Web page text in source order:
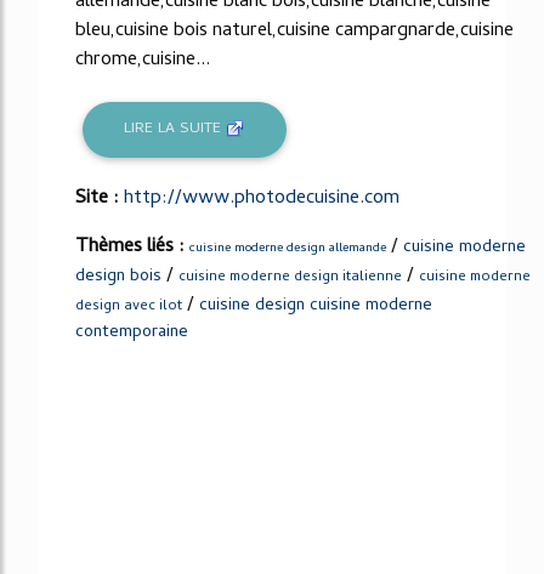
bleu,cuisine bois naturel,cuisine campargnarde,cuisine
chrome,cuisine...
LIRE LA SUITE
Site :http://www.photodecuisine.com
Thèmes liés : cuisine moderne design allemande /cuisine moderne
design bois / cuisine moderne design italienne / cuisine moderne
design avec ilot /cuisine design cuisine moderne
contemporaine